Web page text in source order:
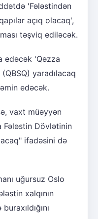
'Fələstindən
açıq olacaq',
təşviq ediləcək.
edəcək 'Qəzza
yaradılacaq
edəcək.
vaxt müəyyən
Fələstin Dövlətinin
ifadəsini də
uğursuz Oslo
xalqının